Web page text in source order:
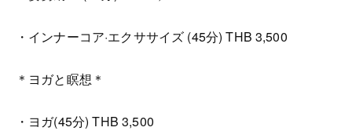
・インナーコア·エクササイズ (45分) THB 3,500
＊ヨガと瞑想＊
・ヨガ(45分) THB 3,500